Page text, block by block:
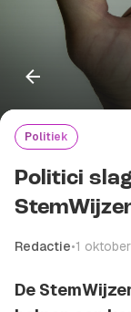
Politiek
Politici
Redactie•1
De